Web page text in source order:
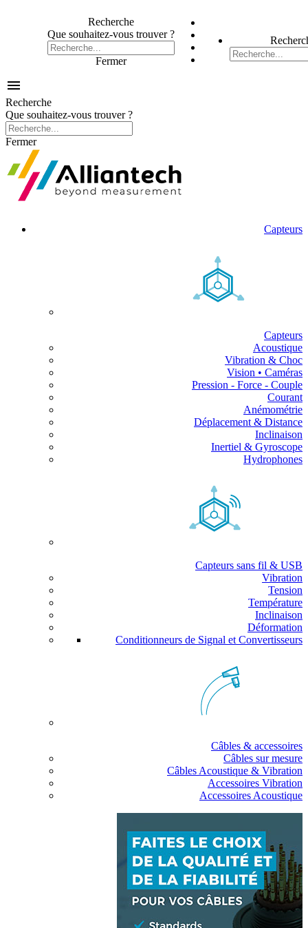
Recherche
Que souhaitez-vous trouver ?
Fermer

Recherche
Que souhaitez-vous trouver ?
Fermer
Capteurs
Capteurs
Acoustique
Vibration & Choc
Vision • Caméras
Pression - Force - Couple
Courant
Anémométrie
Déplacement & Distance
Inclinaison
Inertiel & Gyroscope
Hydrophones
Capteurs sans fil & USB
Vibration
Tension
Température
Inclinaison
Déformation
Conditionneurs de Signal et Convertisseurs
Câbles & accessoires
Câbles sur mesure
Câbles Acoustique & Vibration
Accessoires Vibration
Accessoires Acoustique